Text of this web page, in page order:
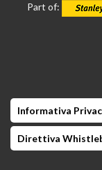
Part of:
Informativa
Direttiva